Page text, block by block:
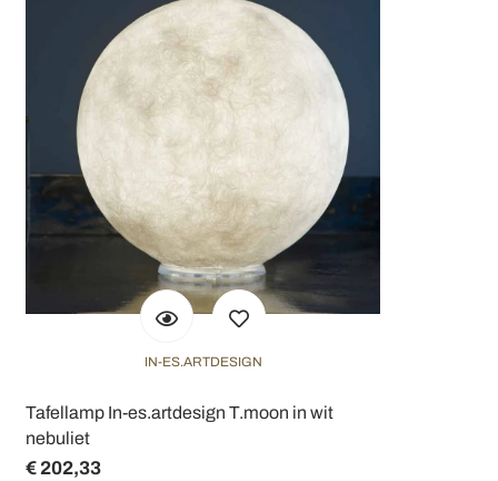
IN-ES.ARTDESIGN
Tafellamp In-es.artdesign T.moon in wit
nebuliet
€ 202,33